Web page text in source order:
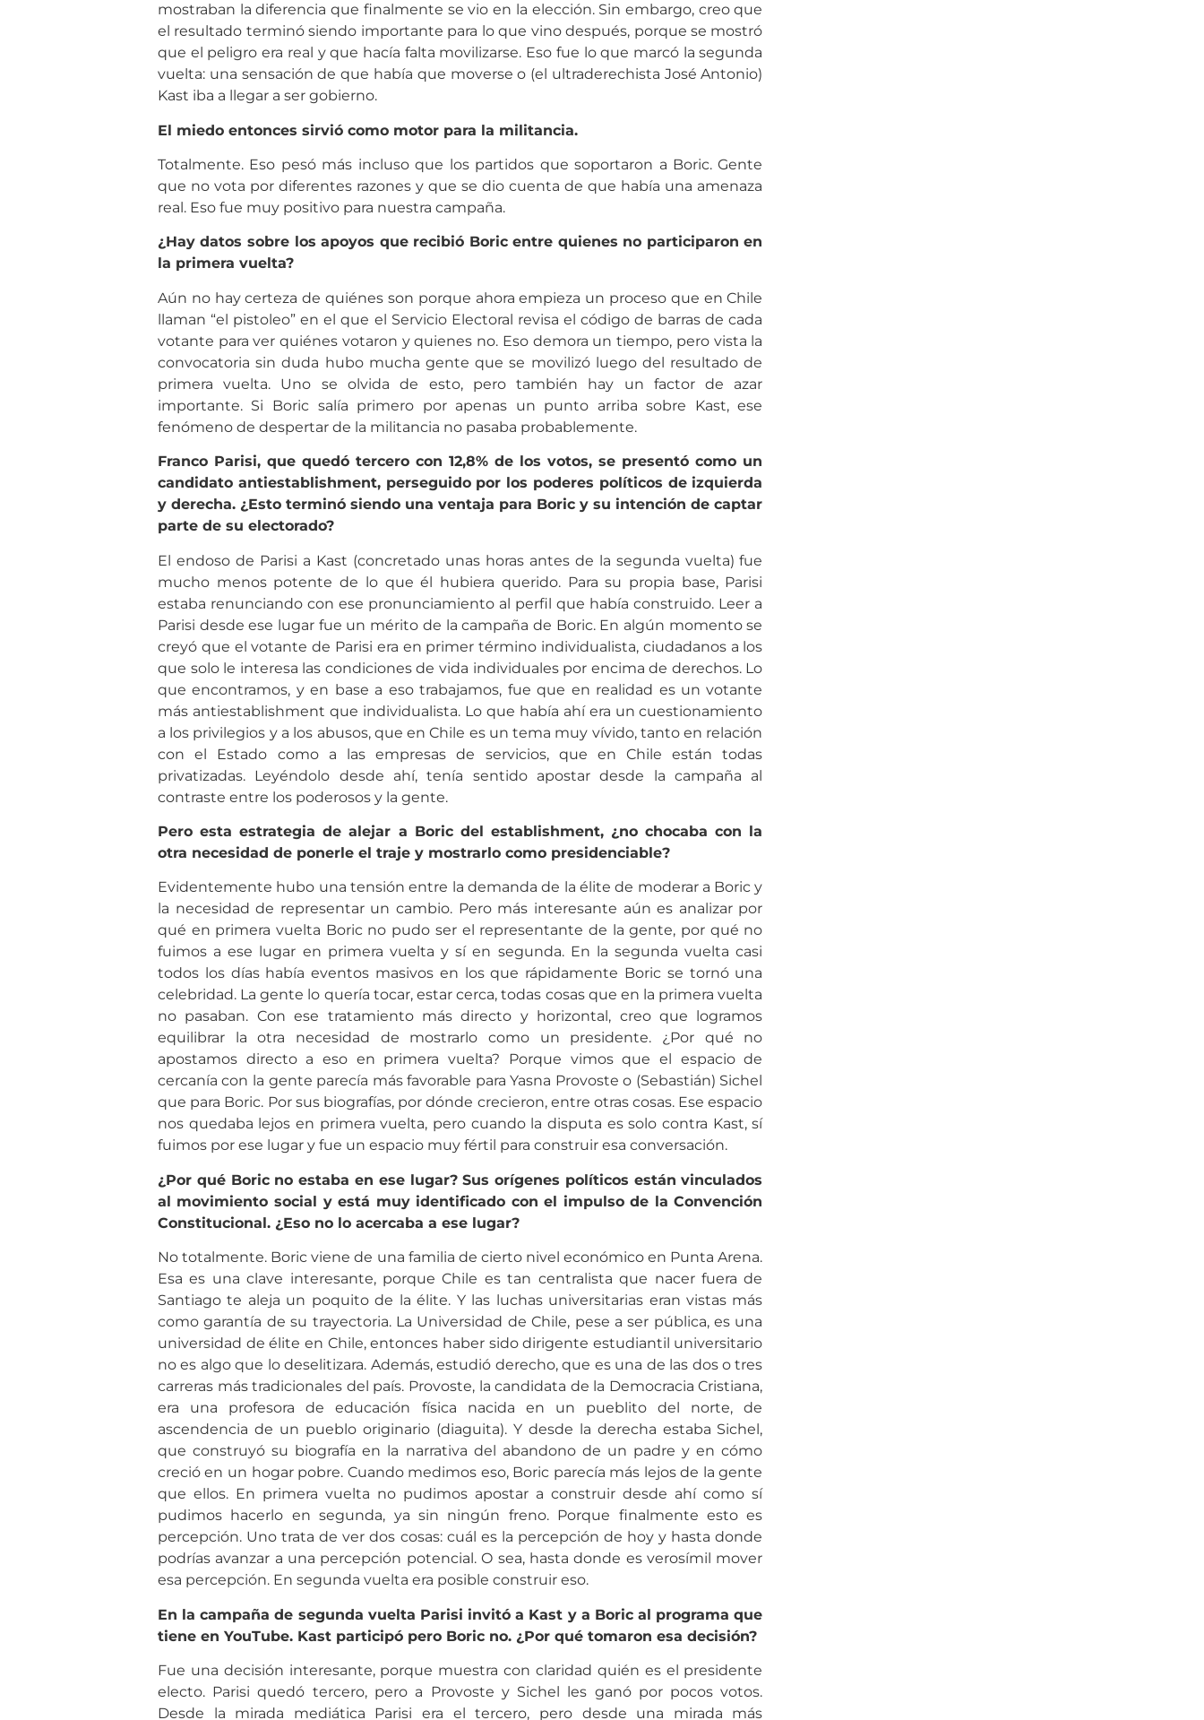
mostraban la diferencia que finalmente se vio en la elección. Sin embargo, creo que
el resultado terminó siendo importante para lo que vino después, porque se mostró
que el peligro era real y que hacía falta movilizarse. Eso fue lo que marcó la segunda
vuelta: una sensación de que había que moverse o (el ultraderechista José Antonio)
Kast iba a llegar a ser gobierno.
El miedo entonces sirvió como motor para la militancia.
Totalmente. Eso pesó más incluso que los partidos que soportaron a Boric. Gente
que no vota por diferentes razones y que se dio cuenta de que había una amenaza
real. Eso fue muy positivo para nuestra campaña.
¿Hay datos sobre los apoyos que recibió Boric entre quienes no participaron en
la primera vuelta?
Aún no hay certeza de quiénes son porque ahora empieza un proceso que en Chile
llaman “el pistoleo” en el que el Servicio Electoral revisa el código de barras de cada
votante para ver quiénes votaron y quienes no. Eso demora un tiempo, pero vista la
convocatoria sin duda hubo mucha gente que se movilizó luego del resultado de
primera vuelta. Uno se olvida de esto, pero también hay un factor de azar
importante. Si Boric salía primero por apenas un punto arriba sobre Kast, ese
fenómeno de despertar de la militancia no pasaba probablemente.
Franco Parisi, que quedó tercero con 12,8% de los votos, se presentó como un
candidato antiestablishment, perseguido por los poderes políticos de izquierda
y derecha. ¿Esto terminó siendo una ventaja para Boric y su intención de captar
parte de su electorado?
El endoso de Parisi a Kast (concretado unas horas antes de la segunda vuelta) fue
mucho menos potente de lo que él hubiera querido. Para su propia base, Parisi
estaba renunciando con ese pronunciamiento al perfil que había construido. Leer a
Parisi desde ese lugar fue un mérito de la campaña de Boric. En algún momento se
creyó que el votante de Parisi era en primer término individualista, ciudadanos a los
que solo le interesa las condiciones de vida individuales por encima de derechos. Lo
que encontramos, y en base a eso trabajamos, fue que en realidad es un votante
más antiestablishment que individualista. Lo que había ahí era un cuestionamiento
a los privilegios y a los abusos, que en Chile es un tema muy vívido, tanto en relación
con el Estado como a las empresas de servicios, que en Chile están todas
privatizadas. Leyéndolo desde ahí, tenía sentido apostar desde la campaña al
contraste entre los poderosos y la gente.
Pero esta estrategia de alejar a Boric del establishment, ¿no chocaba con la
otra necesidad de ponerle el traje y mostrarlo como presidenciable?
Evidentemente hubo una tensión entre la demanda de la élite de moderar a Boric y
la necesidad de representar un cambio. Pero más interesante aún es analizar por
qué en primera vuelta Boric no pudo ser el representante de la gente, por qué no
fuimos a ese lugar en primera vuelta y sí en segunda. En la segunda vuelta casi
todos los días había eventos masivos en los que rápidamente Boric se tornó una
celebridad. La gente lo quería tocar, estar cerca, todas cosas que en la primera vuelta
no pasaban. Con ese tratamiento más directo y horizontal, creo que logramos
equilibrar la otra necesidad de mostrarlo como un presidente. ¿Por qué no
apostamos directo a eso en primera vuelta? Porque vimos que el espacio de
cercanía con la gente parecía más favorable para Yasna Provoste o (Sebastián) Sichel
que para Boric. Por sus biografías, por dónde crecieron, entre otras cosas. Ese espacio
nos quedaba lejos en primera vuelta, pero cuando la disputa es solo contra Kast, sí
fuimos por ese lugar y fue un espacio muy fértil para construir esa conversación.
¿Por qué Boric no estaba en ese lugar? Sus orígenes políticos están vinculados
al movimiento social y está muy identificado con el impulso de la Convención
Constitucional. ¿Eso no lo acercaba a ese lugar?
No totalmente. Boric viene de una familia de cierto nivel económico en Punta Arena.
Esa es una clave interesante, porque Chile es tan centralista que nacer fuera de
Santiago te aleja un poquito de la élite. Y las luchas universitarias eran vistas más
como garantía de su trayectoria. La Universidad de Chile, pese a ser pública, es una
universidad de élite en Chile, entonces haber sido dirigente estudiantil universitario
no es algo que lo deselitizara. Además, estudió derecho, que es una de las dos o tres
carreras más tradicionales del país. Provoste, la candidata de la Democracia Cristiana,
era una profesora de educación física nacida en un pueblito del norte, de
ascendencia de un pueblo originario (diaguita). Y desde la derecha estaba Sichel,
que construyó su biografía en la narrativa del abandono de un padre y en cómo
creció en un hogar pobre. Cuando medimos eso, Boric parecía más lejos de la gente
que ellos. En primera vuelta no pudimos apostar a construir desde ahí como sí
pudimos hacerlo en segunda, ya sin ningún freno. Porque finalmente esto es
percepción. Uno trata de ver dos cosas: cuál es la percepción de hoy y hasta donde
podrías avanzar a una percepción potencial. O sea, hasta donde es verosímil mover
esa percepción. En segunda vuelta era posible construir eso.
En la campaña de segunda vuelta Parisi invitó a Kast y a Boric al programa que
tiene en YouTube. Kast participó pero Boric no. ¿Por qué tomaron esa decisión?
Fue una decisión interesante, porque muestra con claridad quién es el presidente
electo. Parisi quedó tercero, pero a Provoste y Sichel les ganó por pocos votos.
Desde la mirada mediática Parisi era el tercero, pero desde una mirada más